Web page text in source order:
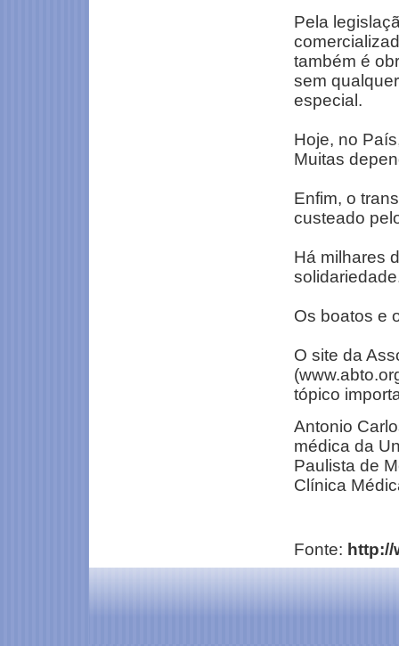
Pela
também é
sem
especial.
Hoje, no
Muitas
Enfim, o
custeado
Há milhares
Os boatos e
O site da
tópico
Antonio
médica da
Paulista de
Clínica
Fonte: